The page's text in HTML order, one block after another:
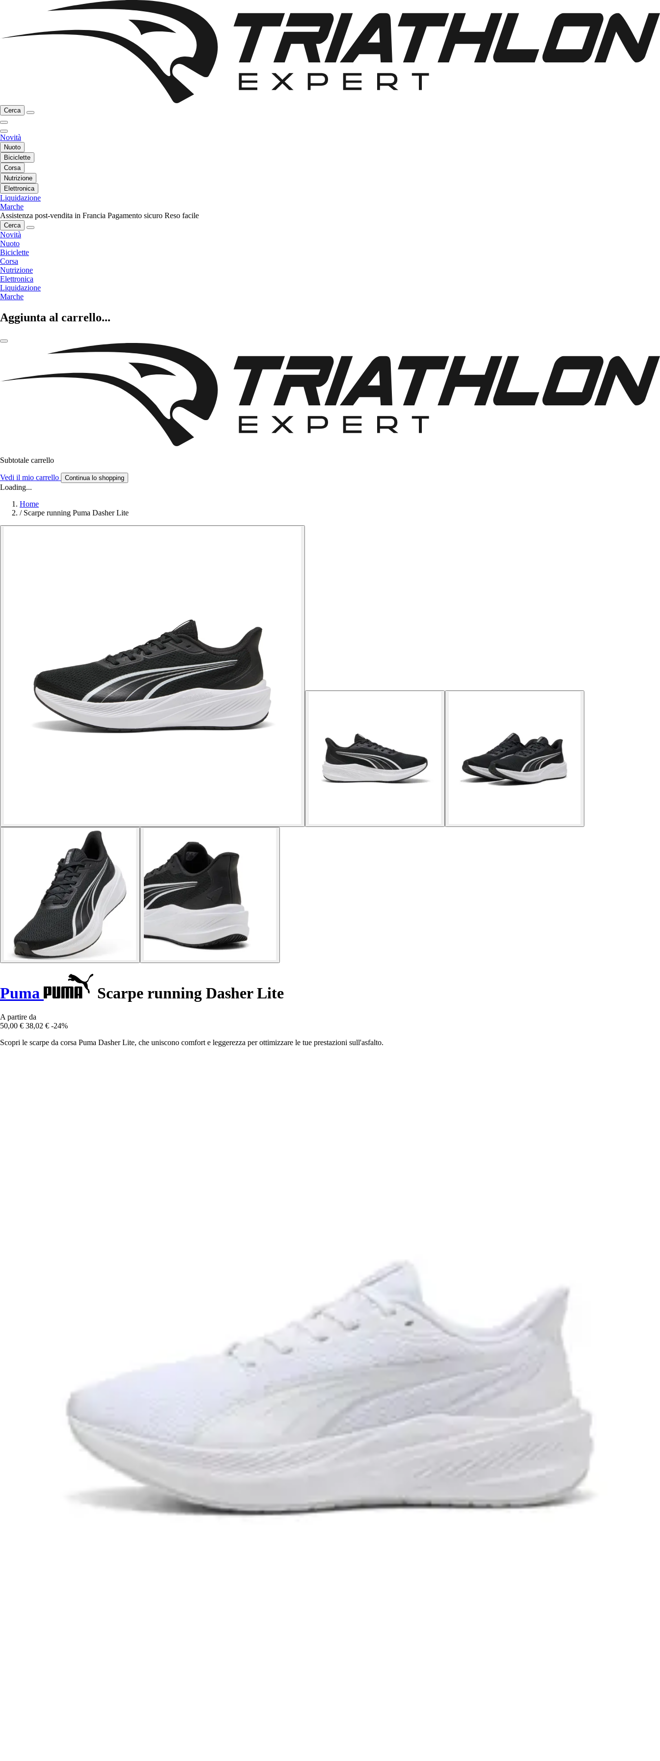
Cerca
Novità
Nuoto
Biciclette
Corsa
Nutrizione
Elettronica
Liquidazione
Marche
Assistenza post-vendita in Francia Pagamento sicuro Reso facile
Cerca
Novità
Nuoto
Biciclette
Corsa
Nutrizione
Elettronica
Liquidazione
Marche
Aggiunta al carrello...
Subtotale carrello
Vedi il mio carrello Continua lo shopping
Loading...
Home
/ Scarpe running Puma Dasher Lite
Puma Scarpe running Dasher Lite
A partire da
50,00 € 38,02 € -24%
Scopri le scarpe da corsa Puma Dasher Lite, che uniscono comfort e leggerezza per ottimizzare le tue prestazioni sull'asfalto.